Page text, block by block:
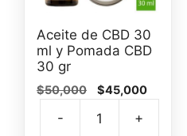
Aceite de CBD 30
ml y Pomada CBD
30 gr
$50,000
El
original
$45,000El
- +